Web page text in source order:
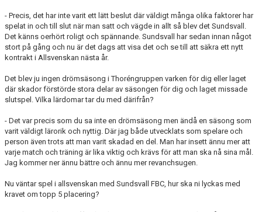
- Precis, det har inte varit ett lätt beslut där väldigt många olika faktorer har
spelat in och till slut när man satt och vägde in allt så blev det Sundsvall.
Det känns oerhört roligt och spännande. Sundsvall har sedan innan något
stort på gång och nu är det dags att visa det och se till att säkra ett nytt
kontrakt i Allsvenskan nästa år.
Det blev ju ingen drömsäsong i Thoréngruppen varken för dig eller laget
där skador förstörde stora delar av säsongen för dig och laget missade
slutspel. Vilka lärdomar tar du med därifrån?
- Det var precis som du sa inte en drömsäsong men ändå en säsong som
varit väldigt lärorik och nyttig. Där jag både utvecklats som spelare och
person även trots att man varit skadad en del. Man har insett ännu mer att
varje match och träning är lika viktig och krävs för att man ska nå sina mål.
Jag kommer ner ännu bättre och ännu mer revanchsugen.
Nu väntar spel i allsvenskan med Sundsvall FBC, hur ska ni lyckas med
kravet om topp 5 placering?